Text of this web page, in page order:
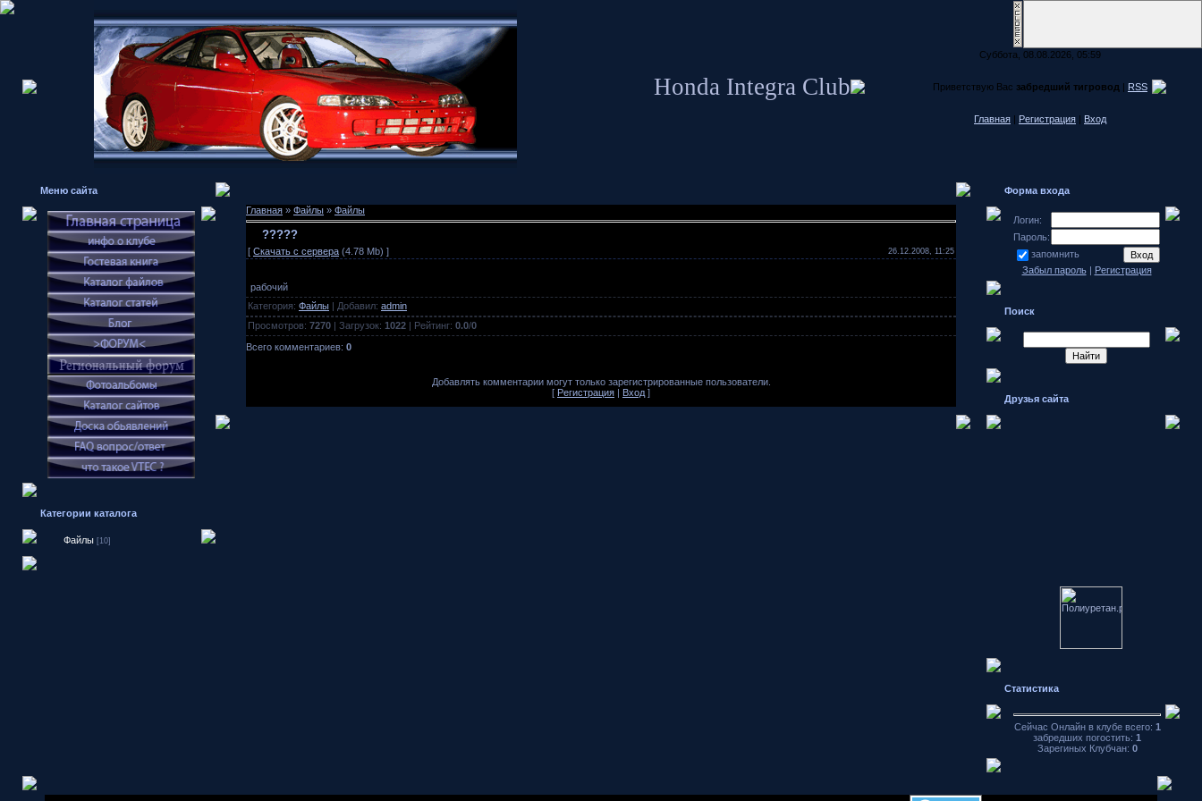
Honda Integra Club
Суббота, 08.08.2026, 05:59
Приветствую Вас забредший тигровод | RSS
Главная | Регистрация | Вход
Меню сайта
Категории каталога
Файлы [10]
Главная » Файлы » Файлы
?????
[ Скачать с сервера (4.78 Mb) ] 26.12.2008, 11:25
рабочий
Категория: Файлы | Добавил: admin
Просмотров: 7270 | Загрузок: 1022 | Рейтинг: 0.0/0
Всего комментариев: 0
Добавлять комментарии могут только зарегистрированные пользователи.
[ Регистрация | Вход ]
Форма входа
Логин:
Пароль:
запомнить
Забыл пароль| Регистрация
Поиск
Друзья сайта
Японские
видео чат
аваторы
хранение
Статистика
Сейчас Онлайн в клубе всего: 1
забредших погостить: 1
Зарегиных Клубчан: 0